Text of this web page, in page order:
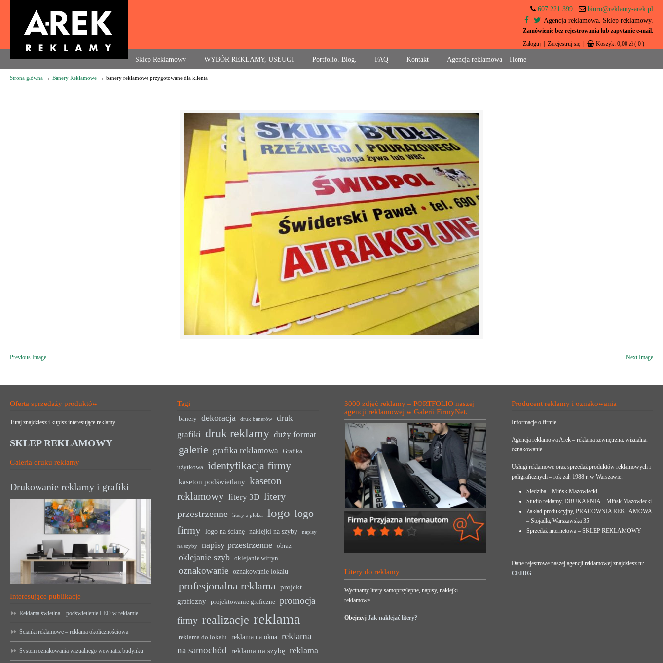
Agencja reklamowa. Reklama – usługi, druk
607 221 399
biuro@reklamy-arek.pl
Agencja reklamowa. Sklep reklamowy.
Zamówienie bez rejestrowania lub zapytanie e-mail.
Zaloguj Zarejestruj się Koszyk: 0,00 zł ( 0 )
Sklep Reklamowy WYBÓR REKLAMY, USŁUGI Portfolio. Blog. FAQ Kontakt Agencja reklamowa – Home
Navigation
Strona główna → Banery Reklamowe → banery reklamowe przygotowane dla klienta
Previous Image Next Image
Oferta sprzedaży produktów
Tutaj znajdziesz i kupisz interesujące reklamy.
SKLEP REKLAMOWY
Galeria druku reklamy
Drukowanie reklamy i grafiki
Interesujące publikacje
Reklama świetlna – podświetlenie LED w reklamie
Ścianki reklamowe – reklama okolicznościowa
System oznakowania wizualnego wewnątrz budynku
Tagi
banery dekoracja druk banerów
druk
grafiki druk reklamy duży format
galerie grafika reklamowa Grafika
użytkowa identyfikacja firmy
kaseton podświetlany kaseton
reklamowy litery 3D litery
przestrzenne
litery z pleksi logo logo
firmy
logo na ścianę naklejki na szyby napisy
na szyby napisy przestrzenne obraz
oklejanie szyb oklejanie witryn
oznakowanie oznakowanie lokalu
profesjonalna reklama projekt
graficzny
projektowanie graficzne
promocja
firmy realizacje reklama
reklama do lokalu reklama na okna
reklama
na samochód reklama na szybę reklama
3000 zdjęć reklamy – PORTFOLIO naszej
agencji reklamowej w Galerii FirmyNet.
Litery do reklamy
Wycinamy litery samoprzylepne, napisy, naklejki
reklamowe.
ObejrzyjJak naklejać litery?
Producent reklamy i oznakowania
Informacje o firmie.
Agencja reklamowa Arek – reklama zewnętrzna, wizualna,
oznakowanie.
Usługi reklamowe oraz sprzedaż produktów reklamowych i
poligraficznych – rok zał. 1988 r. w Warszawie.
Siedziba – Mińsk Mazowiecki
Studio reklamy, DRUKARNIA – Mińsk Mazowiecki
Zakład produkcyjny, PRACOWNIA REKLAMOWA
– Stojadła, Warszawska 35
Sprzedaż internetowa – SKLEP REKLAMOWY
Dane rejestrowe naszej agencji reklamowej znajdziesz tu:
CEIDG